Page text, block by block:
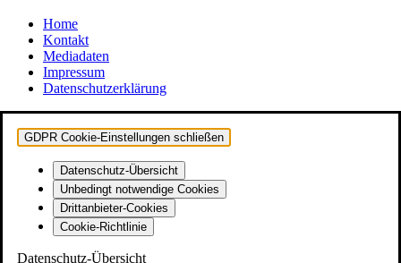
Home
Kontakt
Mediadaten
Impressum
Datenschutzerklärung
GDPR Cookie-Einstellungen schließen
Datenschutz-Übersicht
Unbedingt notwendige Cookies
Drittanbieter-Cookies
Cookie-Richtlinie
Datenschutz-Übersicht